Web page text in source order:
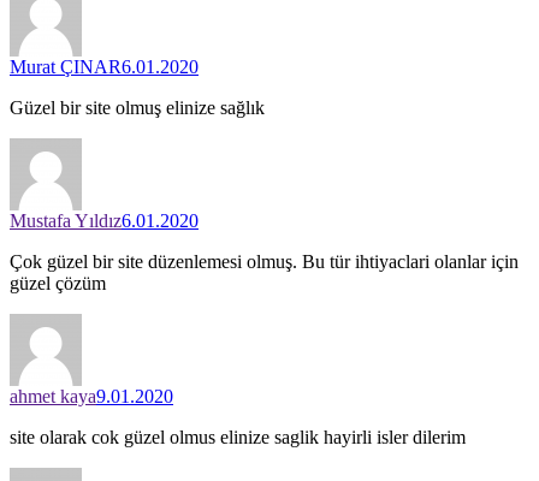
Murat ÇINAR6.01.2020
Güzel bir site olmuş elinize sağlık
Mustafa Yıldız6.01.2020
Çok güzel bir site düzenlemesi olmuş. Bu tür ihtiyaclari olanlar için
güzel çözüm
ahmet kaya9.01.2020
site olarak cok güzel olmus elinize saglik hayirli isler dilerim